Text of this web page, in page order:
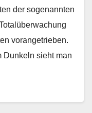
der sogenannten
vorangetrieben.
Dunkeln sieht man